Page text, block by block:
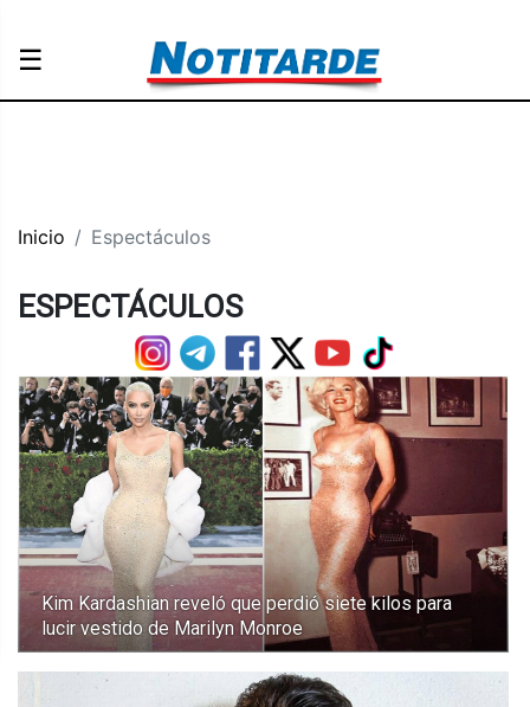
☰
Inicio Espectáculos
ESPECTÁCULOS
Kim Kardashian reveló que perdió siete kilos para
lucir vestido de Marilyn Monroe